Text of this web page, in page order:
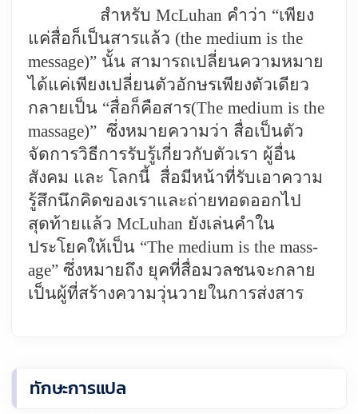
สำหรับ McLuhan คำว่า “เพียง
แค่สื่อก็เป็นสารแล้ว (the medium is the
message)” นั้น สามารถเปลี่ยนความหมาย
ได้แค่เพียงเปลี่ยนตัวอักษรเพียงตัวเดียว
กลายเป็น “สื่อก็คือสาร(The medium is the
massage)” ซึ่งหมายความว่า สื่อเป็นตัว
จัดการวิธีการรับรู้เกี่ยวกับตัวเรา ผู้อื่น
สังคม และ โลกนี้ สื่อมีหน้าที่รับเอาความ
รู้สึกนึกคิดของเราและถ่ายทอดออกไป
สุดท้ายแล้ว McLuhan ยังเล่นคำใน
ประโยคให้เป็น “The medium is the mass-
age” ซึ่งหมายถึง ยุคที่สื่อมวลชนจะกลาย
เป็นผู้ที่สร้างความวุ่นวายในการส่งสาร
ทักษะการแปล